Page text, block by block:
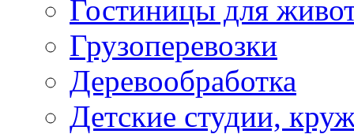
Гостиницы для
Грузоперевозки
Деревообработка
Детские студии,